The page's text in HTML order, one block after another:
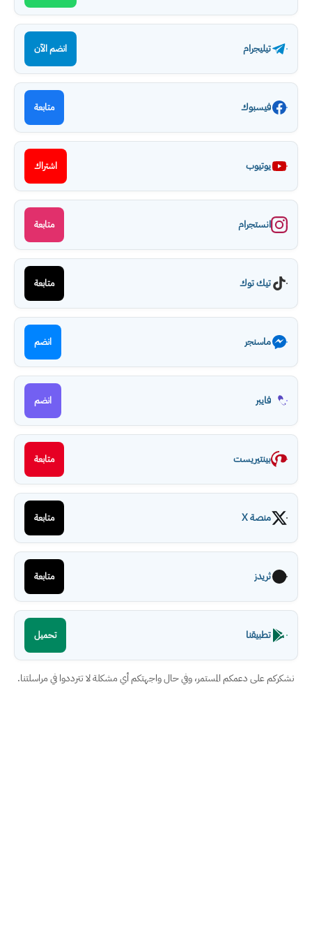
تيليجرام انضم الآن
فيسبوك متابعة
يوتيوب اشتراك
انستجرام متابعة
تيك توك متابعة
ماسنجر انضم
فايبر انضم
بينتيريست متابعة
منصة X متابعة
ثريدز متابعة
تطبيقنا تحميل
نشكركم على دعمكم المستمر، وفي حال واجهتكم أي مشكلة لا تترددوا في مراسلتنا.